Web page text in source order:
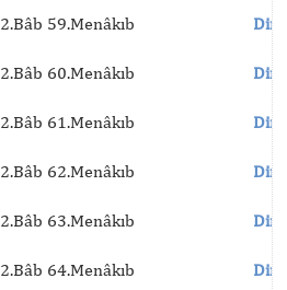
2.Bâb 59.Menâkıb
2.Bâb 60.Menâkıb
2.Bâb 61.Menâkıb
2.Bâb 62.Menâkıb
2.Bâb 63.Menâkıb
2.Bâb 64.Menâkıb